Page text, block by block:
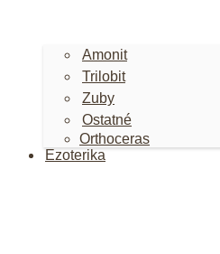
Amonit
Trilobit
Zuby
Ostatné
Orthoceras
Ezoterika